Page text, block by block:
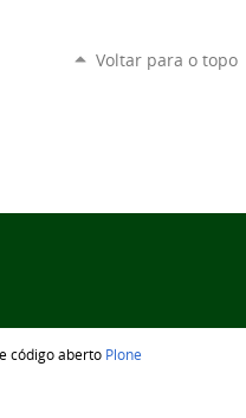
Voltar para o topo
código aberto Plone